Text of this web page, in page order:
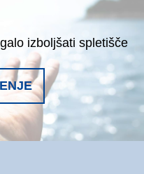
izboljšati spletišče